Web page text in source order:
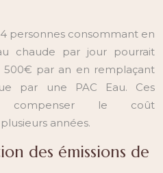
personnes consommant en
chaude par jour pourrait
par an en remplaçant
par une PAC Eau. Ces
compenser le coût
années.
des émissions de